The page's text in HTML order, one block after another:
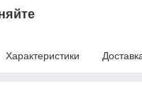
Характеристики